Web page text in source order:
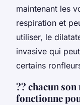
maintenant les
respiration et
utiliser, le
invasive qui
certains
?? chacun
fonctionne